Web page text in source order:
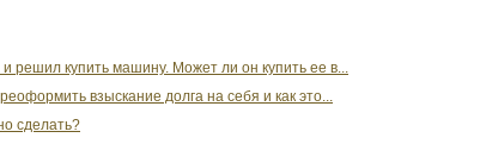
решил купить машину. Может ли он купить ее в...
взыскание долга на себя и как это...
сделать?